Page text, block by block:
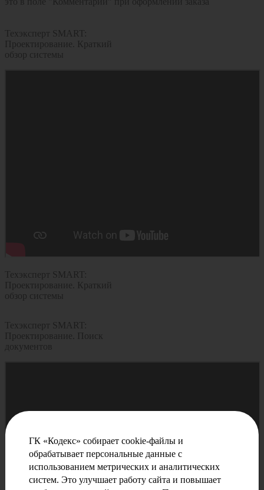
Техэксперт SMART:
Проектирование. Краткий
обзор системы
Техэксперт SMART:
Проектирование. Краткий
обзор системы
Техэксперт SMART:
Проектирование. Поиск
документов
ГК «Кодекс» собирает cookie-файлы и
обрабатывает персональные данные с
использованием метрических и аналитических
систем. Это улучшает работу сайта и повышает